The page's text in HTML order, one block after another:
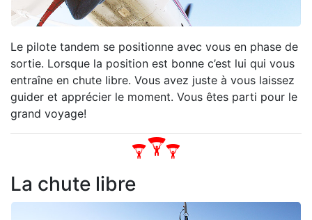
Le pilote tandem se positionne avec vous en phase de
sortie. Lorsque la position est bonne c’est lui qui vous
entraîne en chute libre. Vous avez juste à vous laissez
guider et apprécier le moment. Vous êtes parti pour le
grand voyage!
La chute libre